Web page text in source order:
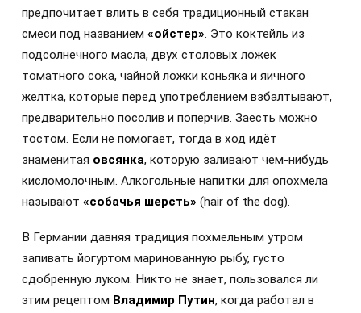
предпочитает влить в себя традиционный стакан
смеси под названием «ойстер». Это коктейль из
подсолнечного масла, двух столовых ложек
томатного сока, чайной ложки коньяка и яичного
желтка, которые перед употреблением взбалтывают,
предварительно посолив и поперчив. Заесть можно
тостом. Если не помогает, тогда в ход идёт
знаменитая овсянка, которую заливают чем-нибудь
кисломолочным. Алкогольные напитки для опохмела
называют «собачья шерсть» (hair of the dog).
В Германии давняя традиция похмельным утром
запивать йогуртом маринованную рыбу, густо
сдобренную луком. Никто не знает, пользовался ли
этим рецептом Владимир Путин, когда работал в